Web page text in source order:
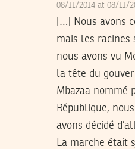
08/11/2014 at 08/11/
[…] Nous avons
mais les racines
nous avons vu
la tête du
Mbazaa nommé
République,
avons décidé
La marche était